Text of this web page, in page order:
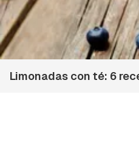
Limonadas con té: 6